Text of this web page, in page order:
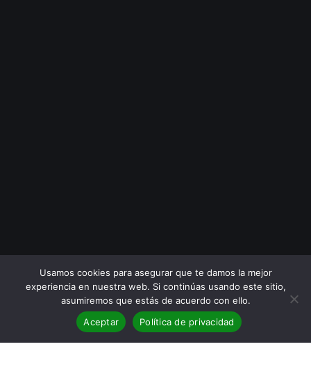
Usamos cookies para asegurar que te damos la mejor
experiencia en nuestra web. Si continúas usando este sitio,
asumiremos que estás de acuerdo con ello.
Aceptar
Política de privacidad